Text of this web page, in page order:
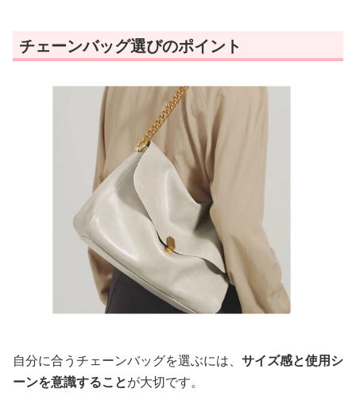
チェーンバッグ選びのポイント
自分に合うチェーンバッグを選ぶには、 サイズ感と使用シ
ーンを意識することが大切です。